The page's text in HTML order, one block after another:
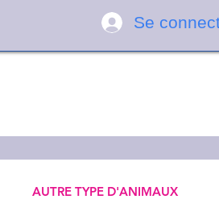
Se
AUTRE TYPE D'ANIMAUX